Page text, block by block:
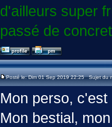
d'ailleurs super
passé de
Posté le: Dim 01 Sep 2019 22:25 Sujet du
Mon perso,
Mon bestial,